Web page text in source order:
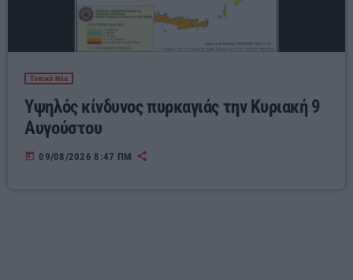
Τοπικά Νέα
Υψηλός κίνδυνος πυρκαγιάς την Κυριακή 9
Αυγούστου
today 09/08/2026 8:47 ΠΜ